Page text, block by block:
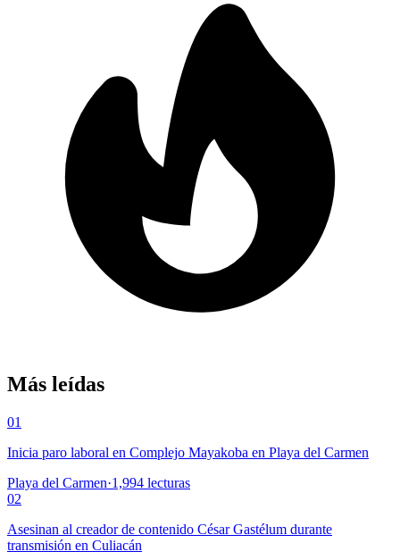
Más leídas
01
Inicia paro laboral en Complejo Mayakoba en Playa del Carmen
Playa del Carmen·1,994 lecturas
02
Asesinan al creador de contenido César Gastélum durante
transmisión en Culiacán